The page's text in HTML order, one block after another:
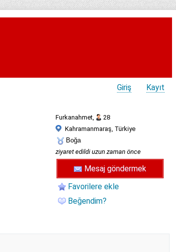
Kayıt
Giriş
Furkanahmet,
28
Kahramanmaraş, Türkiye
Boğa
ziyaret edildi uzun zaman önce
Mesaj göndermek
Favorilere ekle
Beğendim?